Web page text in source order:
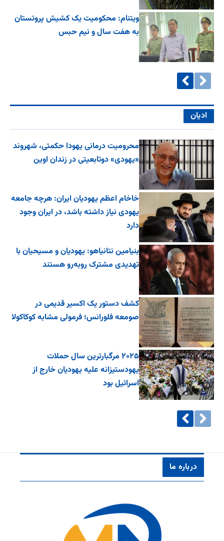
ویتنام: محکومیت یک کشیش پروتستان
به هفت سال و نیم حبس
ادیان
محرومیت درمانی یهودا حکمتی، شهروند
«یهودی» دوتابعیتی در زندان اوین
خاخام اعظم یهودیان ایران: هرچه جامعه
یهودی نیاز داشته باشد، در ایران وجود
دارد
بنیامین نتانیاهو: یهودیان و مسیحیان با
تهدیدی مشترک روبه‌رو هستند
کشف دستور یک اکسیر قدیمی در
صومعه فلورانس؛ فرمولی مشابه کوکاکولا
۲۰۲۵ مرگبارترین سال حملات
یهودستیزانه علیه یهودیان خارج از
اسرائیل بود
درباره ما